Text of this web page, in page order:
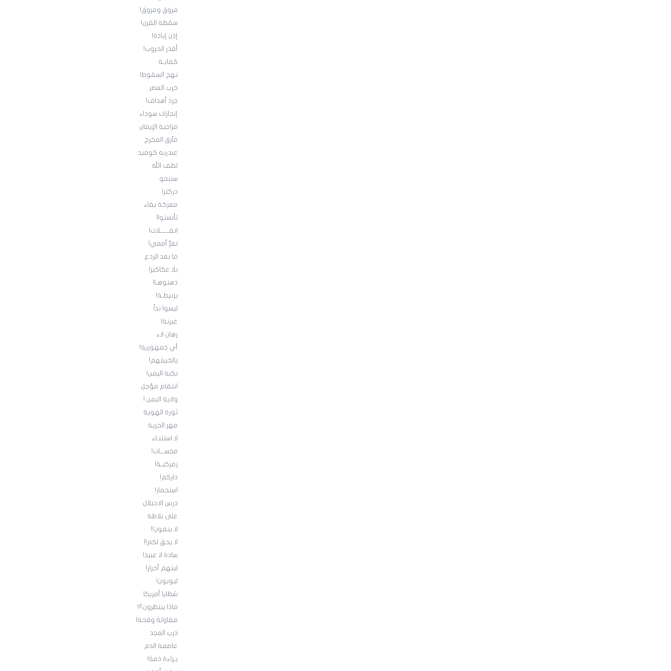
فروق ومروق!
سقطة القرن!
إذن إبادة!
أقذر الحروب!
كفايـة
نهج السقوط!
حرب العصر
جرد أهداف!
إنجازات سوداء
مزاجية الإيمان
مآزق المخرج
عبدربه كوفيد
لطف الله
سننجو
دركتر!
معركة بقاء
تأنسنوا!
انفــــــلات!
تعرٍّ أممي!
ما بعد الردع
بلا عكاكيز!
دهنوهـا!
برنيطـة!
‏ليسوا نداً
عبرنة!
رهان لاء
أي جمهورية!
يالخيبتهم!
نكبة اليمن!
انتقام مؤجل
ولاية اليمن !
ثورة الهوية
مهر الحرية
لا استثنـاء
مجســـات!
زمركيـة!
داركم!
استحمار!
درس الاحتلال
على بلاطة
لا ينفون!!
لا يحق لكم!!
سادة لا عبيد!
ليتهم أحرار!
ليويون!
شظايا أمريكا
ماذا ينتظرون؟!
مقاولة وقحة!
درب المجد
عاصمة الدم
بـراءة ذمة!